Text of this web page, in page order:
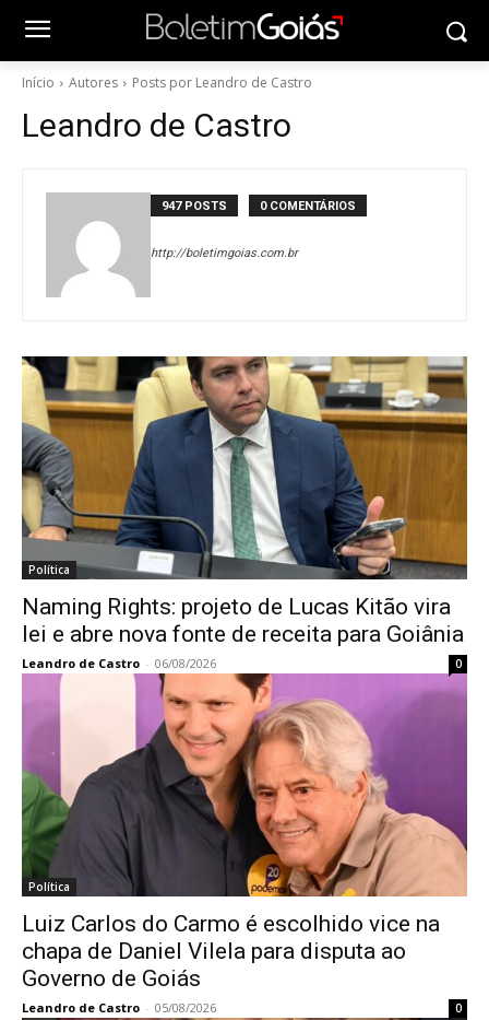
Início Autores Posts por Leandro de Castro
Leandro de Castro
947 POSTS 0 COMENTÁRIOS
http://boletimgoias.com.br
Política
Naming Rights: projeto de Lucas Kitão vira
lei e abre nova fonte de receita para Goiânia
Leandro de Castro - 06/08/2026 0
Política
Luiz Carlos do Carmo é escolhido vice na
chapa de Daniel Vilela para disputa ao
Governo de Goiás
Leandro de Castro - 05/08/2026 0